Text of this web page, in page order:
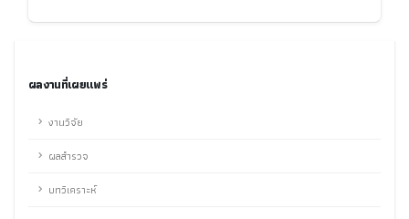
ผลงานที่เผยแพร่
งานวิจัย
ผลสำรวจ
บทวิเคราะห์